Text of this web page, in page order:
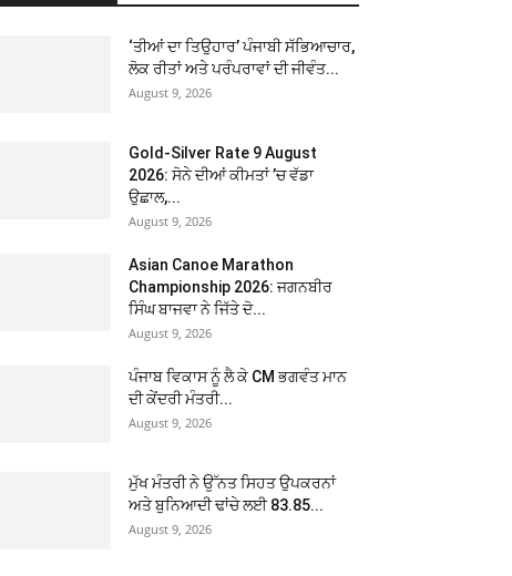
‘ਤੀਆਂ ਦਾ ਤਿਉਹਾਰ’ ਪੰਜਾਬੀ ਸੱਭਿਆਚਾਰ,
ਲੋਕ ਰੀਤਾਂ ਅਤੇ ਪਰੰਪਰਾਵਾਂ ਦੀ ਜੀਵੰਤ...
August 9, 2026
Gold-Silver Rate 9 August
2026: ਸੋਨੇ ਦੀਆਂ ਕੀਮਤਾਂ ’ਚ ਵੱਡਾ
ਉਛਾਲ,...
August 9, 2026
Asian Canoe Marathon
Championship 2026: ਜਗਨਬੀਰ
ਸਿੰਘ ਬਾਜਵਾ ਨੇ ਜਿੱਤੇ ਦੋ...
August 9, 2026
ਪੰਜਾਬ ਵਿਕਾਸ ਨੂੰ ਲੈ ਕੇ CM ਭਗਵੰਤ ਮਾਨ
ਦੀ ਕੇਂਦਰੀ ਮੰਤਰੀ...
August 9, 2026
ਮੁੱਖ ਮੰਤਰੀ ਨੇ ਉੱਨਤ ਸਿਹਤ ਉਪਕਰਨਾਂ
ਅਤੇ ਬੁਨਿਆਦੀ ਢਾਂਚੇ ਲਈ 83.85...
August 9, 2026